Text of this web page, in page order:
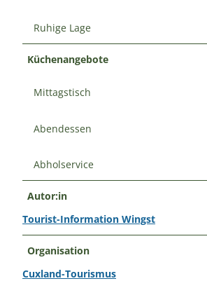
Ruhige Lage
Küchenangebote
Mittagstisch
Abendessen
Abholservice
Autor:in
Tourist-Information Wingst
Organisation
Cuxland-Tourismus